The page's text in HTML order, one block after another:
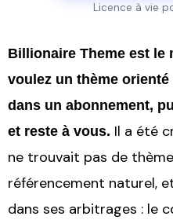
Licence à vie
Billionaire Theme est
voulez un thème
dans un abonnement,
et reste à vous. Il a été
ne trouvait pas de
référencement naturel,
dans ses arbitrages : le